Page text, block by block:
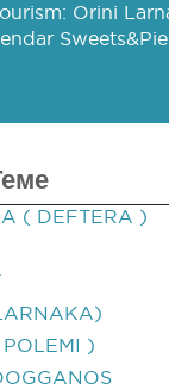
Orini
( DEFTERA )
)